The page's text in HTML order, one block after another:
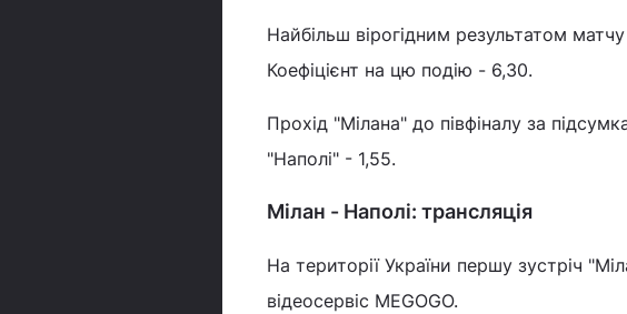
Найбільш вірогідним результатом
Коефіцієнт на цю подію - 6,30.
Прохід "Мілана" до півфіналу за
"Наполі" - 1,55.
Мілан - Наполі: трансляція
На території України першу зустріч
відеосервіс MEGOGO.